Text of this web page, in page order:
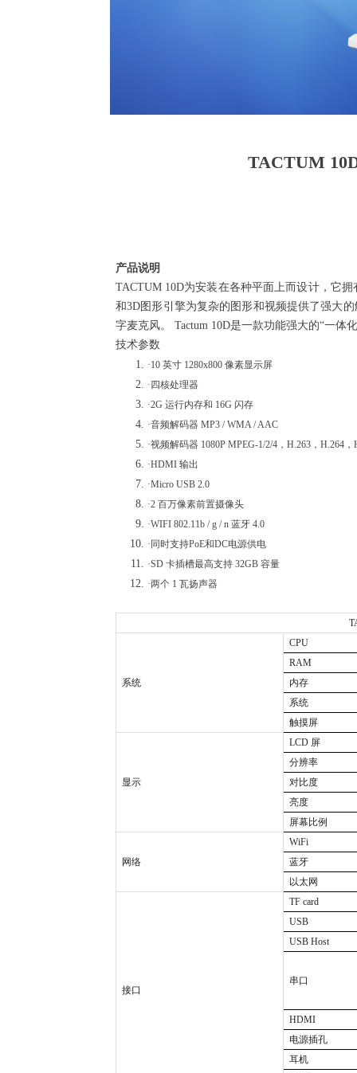
TACTUM
产品说明
TACTUM 10D为安装在各种平面上而设计，它
和3D图形引擎为复杂的图形和视频提供了强大
字麦克风。 Tactum 10D是一款功能强大的“一体
技术参数
·10 英寸 1280x800 像素显示屏
·四核处理器
·2G 运行内存和 16G 闪存
·音频解码器 MP3 / WMA / AAC
·视频解码器 1080P MPEG-1/2/4，H.263，H.264，
·HDMI 输出
·Micro USB 2.0
·2 百万像素前置摄像头
·WIFI 802.11b / g / n 蓝牙 4.0
·同时支持PoE和DC电源供电
·SD 卡插槽最高支持 32GB 容量
·两个 1 瓦扬声器
系统
CPU
RAM
内存
系统
触摸屏
显示
LCD 屏
分辨率
对比度
亮度
屏幕比例
网络
WiFi
蓝牙
以太网
接口
TF card
USB
USB Host
串口
HDMI
电源插孔
耳机